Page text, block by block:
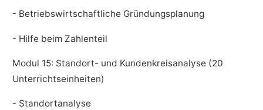
- Betriebswirtschaftliche Gründungsplanung
- Hilfe beim Zahlenteil
Modul 15: Standort- und Kundenkreisanalyse (20
Unterrichtseinheiten)
- Standortanalyse